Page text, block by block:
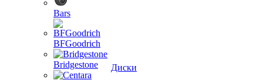
Bars
BFGoodrich
Bridgestone
Диски